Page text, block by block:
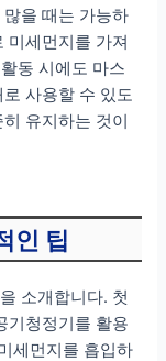
을 때는 가능하
미세먼지를 가져
동 시에도 마스
사용할 수 있도
유지하는 것이
인 팁
소개합니다. 첫
기청정기를 활용
세먼지를 흡입하